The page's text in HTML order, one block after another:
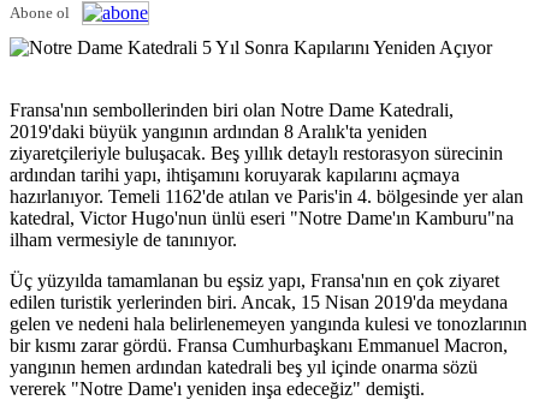
Abone ol
Fransa'nın sembollerinden biri olan Notre Dame Katedrali,
2019'daki büyük yangının ardından 8 Aralık'ta yeniden
ziyaretçileriyle buluşacak. Beş yıllık detaylı restorasyon sürecinin
ardından tarihi yapı, ihtişamını koruyarak kapılarını açmaya
hazırlanıyor. Temeli 1162'de atılan ve Paris'in 4. bölgesinde yer alan
katedral, Victor Hugo'nun ünlü eseri "Notre Dame'ın Kamburu"na
ilham vermesiyle de tanınıyor.
Üç yüzyılda tamamlanan bu eşsiz yapı, Fransa'nın en çok ziyaret
edilen turistik yerlerinden biri. Ancak, 15 Nisan 2019'da meydana
gelen ve nedeni hala belirlenemeyen yangında kulesi ve tonozlarının
bir kısmı zarar gördü. Fransa Cumhurbaşkanı Emmanuel Macron,
yangının hemen ardından katedrali beş yıl içinde onarma sözü
vererek "Notre Dame'ı yeniden inşa edeceğiz" demişti.